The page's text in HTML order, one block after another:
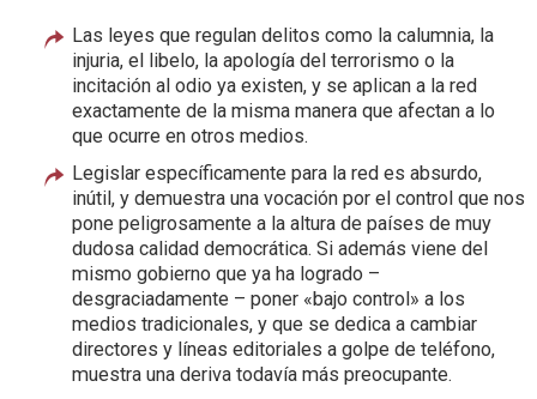
Las leyes que regulan delitos como la calumnia, la
injuria, el libelo, la apología del terrorismo o la
incitación al odio ya existen, y se aplican a la red
exactamente de la misma manera que afectan a lo
que ocurre en otros medios.
Legislar específicamente para la red es absurdo,
inútil, y demuestra una vocación por el control que nos
pone peligrosamente a la altura de países de muy
dudosa calidad democrática. Si además viene del
mismo gobierno que ya ha logrado –
desgraciadamente – poner «bajo control» a los
medios tradicionales, y que se dedica a cambiar
directores y líneas editoriales a golpe de teléfono,
muestra una deriva todavía más preocupante.